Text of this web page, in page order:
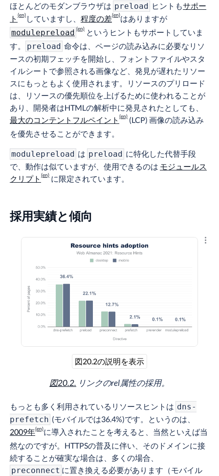
ほとんどのモダンブラウザは preload ヒントもサポー
ト
していますし、 程度の差
はありますが
modulepreload
というヒントもサポートしていま
す。
preload 命令は、ページの読み込みに必要なリソ
ースの初期フェッチを開始し、フォントファイルやスタ
イルシートで参照される画像など、発見が遅れたリソー
スにもっともよく使用されます。リソースのプリロード
は、リソースの優先順位を上げるために使われることが
あり、開発者はHTMLの解析中に発見されたとしても、
最大のコンテントフルペイント
(LCP) 画像の読み込み
を優先させることができます。
modulepreload は preload に特化した代替手段
で、動作は似ていますが、使用できるのは モジュールス
クリプト
に限定されています。
採用実績と傾向
結
図20.2の説明を表示
図20.2. リンクのrel属性の採用。
もっとも多く利用されているリソースヒントは dns-
prefetch (モバイルでは36.4%)です。というのは、
2009年
に導入されたことを考えると、当然といえば当
然なのですが。HTTPSの普及に伴い、そのドメインに接
続することが確実な場合は、多くの場合、
preconnect に置き換える必要があります（モバイル